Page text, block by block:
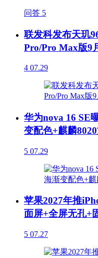
问答 5
联发科发布天玑
Pro/Pro Max版9
4 07.29
华为nova 16 SE
变配色+麒麟
5 07.29
苹果2027年推
面屏+全屏无孔+
5 07.27